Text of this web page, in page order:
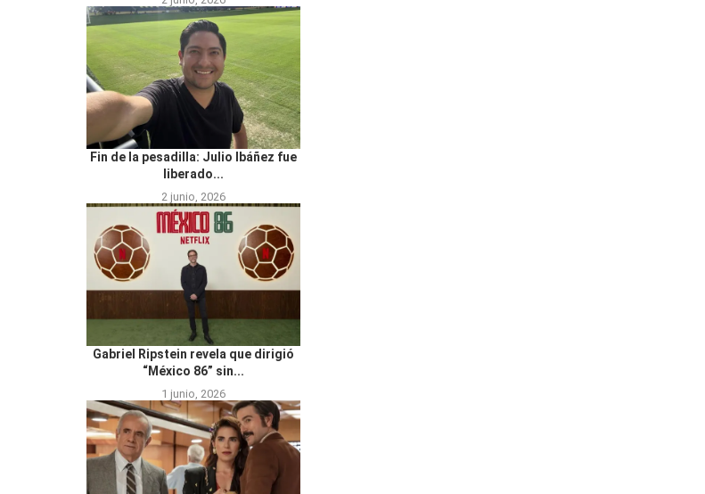
Fin de la pesadilla: Julio Ibáñez fue
liberado...
2 junio, 2026
Gabriel Ripstein revela que dirigió
“México 86” sin...
1 junio, 2026